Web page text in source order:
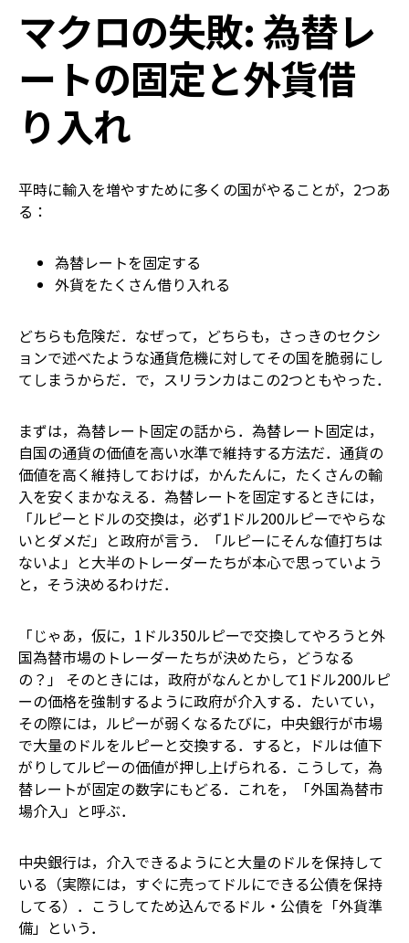
マクロの失敗: 為替レ
ートの固定と外貨借
り入れ
平時に輸入を増やすために多くの国がやることが，2つあ
る：
為替レートを固定する
外貨をたくさん借り入れる
どちらも危険だ．なぜって，どちらも，さっきのセクシ
ョンで述べたような通貨危機に対してその国を脆弱にし
てしまうからだ．で，スリランカはこの2つともやった．
まずは，為替レート固定の話から．為替レート固定は，
自国の通貨の価値を高い水準で維持する方法だ．通貨の
価値を高く維持しておけば，かんたんに，たくさんの輸
入を安くまかなえる．為替レートを固定するときには，
「ルピーとドルの交換は，必ず1ドル200ルピーでやらな
いとダメだ」と政府が言う．「ルピーにそんな値打ちは
ないよ」と大半のトレーダーたちが本心で思っていよう
と，そう決めるわけだ．
「じゃあ，仮に，1ドル350ルピーで交換してやろうと外
国為替市場のトレーダーたちが決めたら，どうなる
の？」 そのときには，政府がなんとかして1ドル200ルピ
ーの価格を強制するように政府が介入する．たいてい，
その際には，ルピーが弱くなるたびに，中央銀行が市場
で大量のドルをルピーと交換する．すると，ドルは値下
がりしてルピーの価値が押し上げられる．こうして，為
替レートが固定の数字にもどる．これを，「外国為替市
場介入」と呼ぶ．
中央銀行は，介入できるようにと大量のドルを保持して
いる（実際には，すぐに売ってドルにできる公債を保持
してる）．こうしてため込んでるドル・公債を「外貨準
備」という．